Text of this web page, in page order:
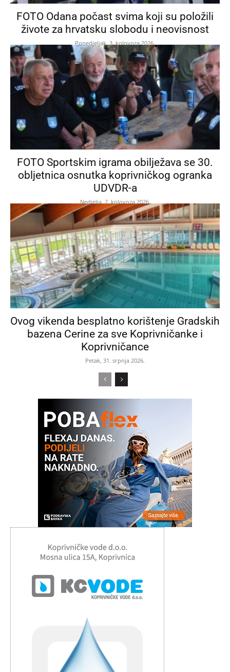
FOTO Odana počast svima koji su položili
živote za hrvatsku slobodu i neovisnost
Ponedjeljak, 3. kolovoza 2026.
FOTO Sportskim igrama obilježava se 30.
obljetnica osnutka koprivničkog ogranka
UDVDR-a
Nedjelja, 2. kolovoza 2026.
Ovog vikenda besplatno korištenje Gradskih
bazena Cerine za sve Koprivničanke i
Koprivničance
Petak, 31. srpnja 2026.